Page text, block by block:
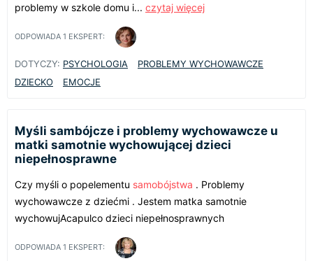
problemy w szkole domu i... czytaj więcej
ODPOWIADA 1 EKSPERT:
DOTYCZY: PSYCHOLOGIA
PROBLEMY WYCHOWAWCZE
DZIECKO
EMOCJE
Myśli sambójcze i problemy wychowawcze u
matki samotnie wychowującej dzieci
niepełnosprawne
Czy myśli o popelementu samobójstwa . Problemy
wychowawcze z dziećmi . Jestem matka samotnie
wychowujAcapulco dzieci niepełnosprawnych
ODPOWIADA 1 EKSPERT: